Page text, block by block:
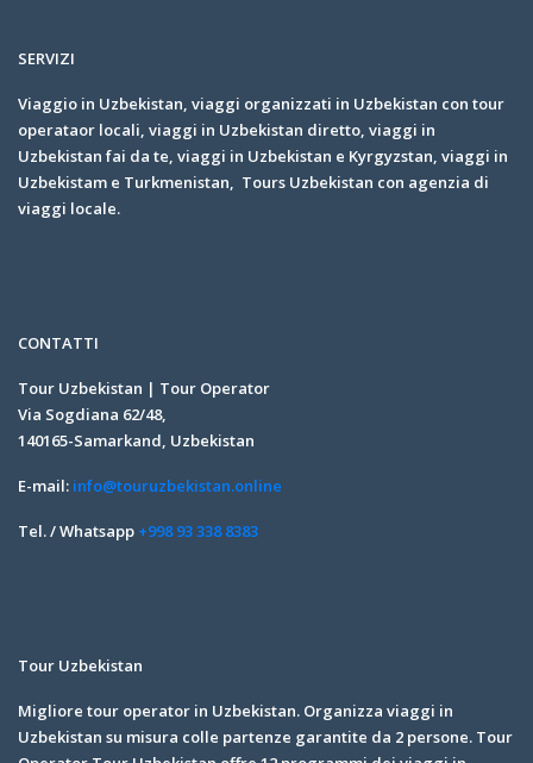
SERVIZI
Viaggio in Uzbekistan, viaggi organizzati in Uzbekistan con tour
operataor locali, viaggi in Uzbekistan diretto, viaggi in
Uzbekistan fai da te, viaggi in Uzbekistan e Kyrgyzstan, viaggi in
Uzbekistam e Turkmenistan, Tours Uzbekistan con agenzia di
viaggi locale.
CONTATTI
Tour Uzbekistan | Tour Operator
Via Sogdiana 62/48,
140165-Samarkand, Uzbekistan
E-mail: info@touruzbekistan.online
Tel. / Whatsapp +998 93 338 8383
Tour Uzbekistan
Migliore tour operator in Uzbekistan. Organizza viaggi in
Uzbekistan su misura colle partenze garantite da 2 persone. Tour